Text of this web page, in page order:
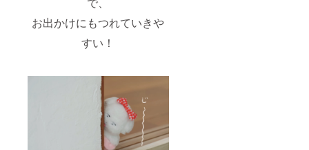
お出かけにもつれていきや
すい！